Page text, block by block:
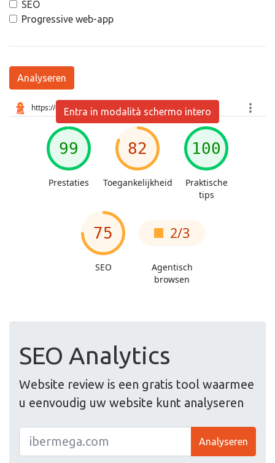
SEO
Progressive web-app
Analyseren
Entra in modalità schermo intero
SEO Analytics
Website review is een gratis tool waarmee
u eenvoudig uw website kunt analyseren
Analyseren